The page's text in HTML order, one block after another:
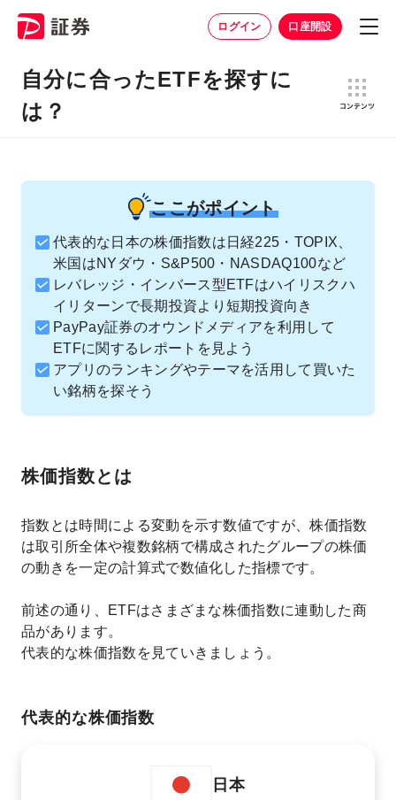
ログイン 口座開設
自分に合ったETFを探すに
は？
ここがポイント
代表的な日本の株価指数は日経225・TOPIX、
米国はNYダウ・S&P500・NASDAQ100など
レバレッジ・インバース型ETFはハイリスクハ
イリターンで長期投資より短期投資向き
PayPay証券のオウンドメディアを利用して
ETFに関するレポートを見よう
アプリのランキングやテーマを活用して買いた
い銘柄を探そう
株価指数とは
指数とは時間による変動を示す数値ですが、株価指数
は取引所全体や複数銘柄で構成されたグループの株価
の動きを一定の計算式で数値化した指標です。
前述の通り、ETFはさまざまな株価指数に連動した商
品があります。
代表的な株価指数を見ていきましょう。
代表的な株価指数
日本